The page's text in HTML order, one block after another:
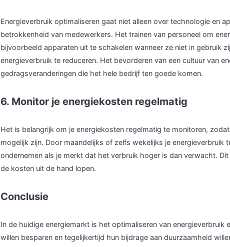
Energieverbruik optimaliseren gaat niet alleen over technologie en
betrokkenheid van medewerkers. Het trainen van personeel om
bijvoorbeeld apparaten uit te schakelen wanneer ze niet in gebruik
energieverbruik te reduceren. Het bevorderen van een cultuur van
gedragsveranderingen die het hele bedrijf ten goede komen.
6. Monitor je energiekosten regelmatig
Het is belangrijk om je energiekosten regelmatig te monitoren,
mogelijk zijn. Door maandelijks of zelfs wekelijks je energieverbruik
ondernemen als je merkt dat het verbruik hoger is dan verwacht.
de kosten uit de hand lopen.
Conclusie
In de huidige energiemarkt is het optimaliseren van energieverbruik
willen besparen en tegelijkertijd hun bijdrage aan duurzaamheid